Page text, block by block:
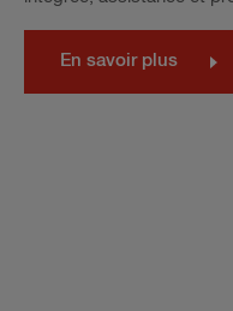
En savoir plus